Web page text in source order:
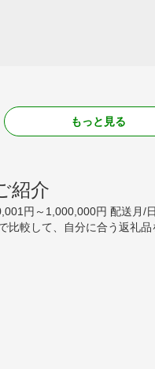
もっと見る
紹介
円～1,000,000円 配送月/
比較して、自分に合う返礼